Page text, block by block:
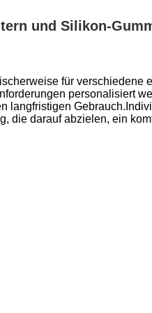
und Silikon-
für verschiedene
personalisiert
langfristigen
die darauf abzielen, ein